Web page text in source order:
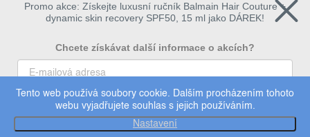
Tento web používá soubory cookie. Dalším procházením tohoto
webu vyjadřujete souhlas s jejich používáním.
Nastavení
Copyright 2026Dermalogica. Všechna práva vyhrazena.
Upravit nastavení cookies
Promo akce: Získejte luxusní ručník Balmain Hair Couture +
dynamic skin recovery SPF50, 15 ml jako DÁREK!
Chcete získávat další informace o akcích?
To chci